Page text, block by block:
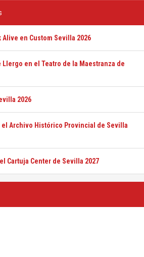
Alive en Custom Sevilla 2026
en el Teatro de la Maestranza de
2026
el Archivo Histórico Provincial de Sevilla
Cartuja Center de Sevilla 2027